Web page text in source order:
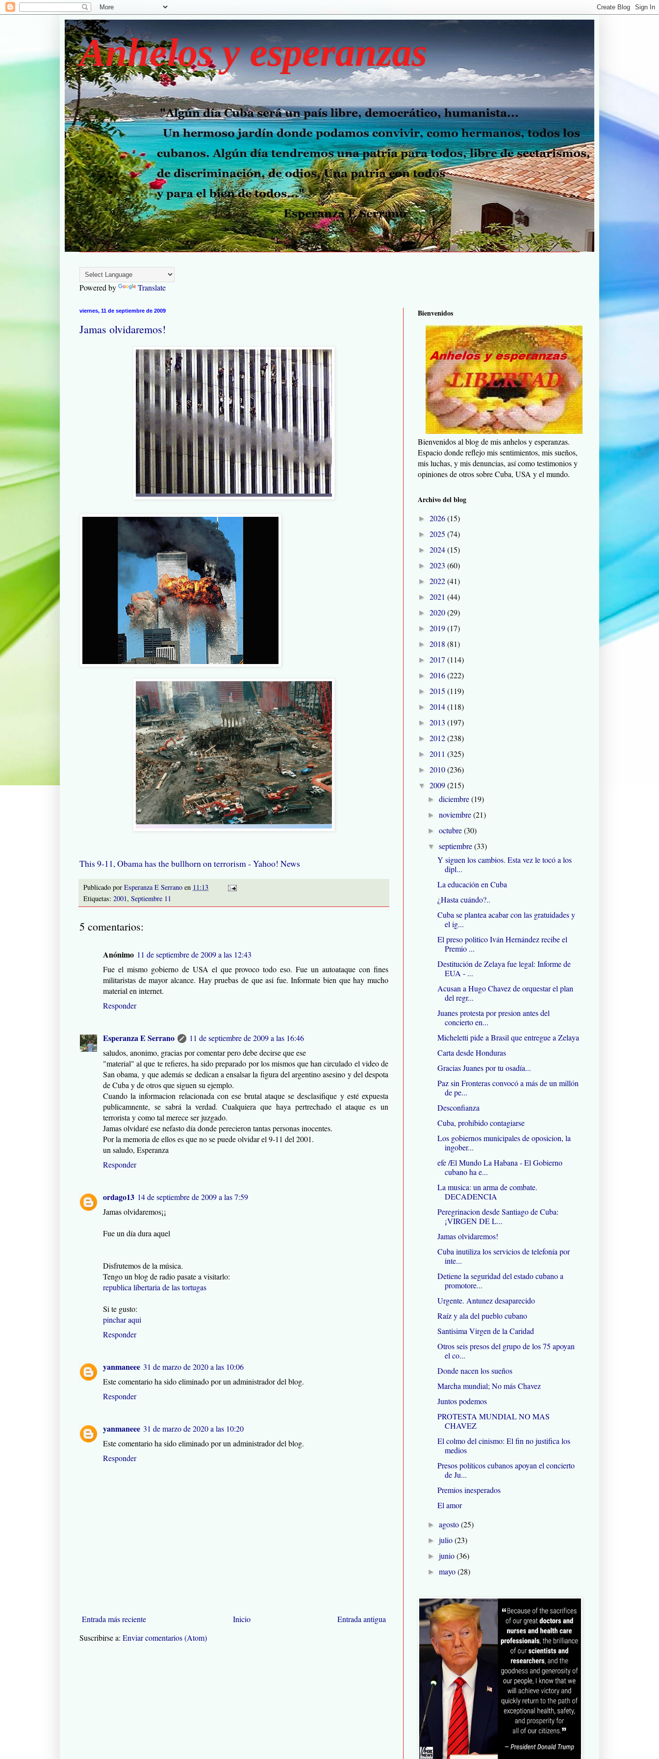
Anhelos y esperanzas
Powered by Translate
viernes, 11 de septiembre de 2009
Jamas olvidaremos!
This 9-11, Obama has the bullhorn on terrorism - Yahoo! News
Publicado por Esperanza E Serrano en 11:13
Etiquetas: 2001, Septiembre 11
5 comentarios:
Anónimo 11 de septiembre de 2009 a las 12:43
Fue el mismo gobierno de USA el que provoco todo eso. Fue un autoataque con fines
militaristas de mayor alcance. Hay pruebas de que asi fue. Informate bien que hay mucho
material en internet.
Responder
Esperanza E Serrano
11 de septiembre de 2009 a las 16:46
saludos, anonimo, gracias por comentar pero debe decirse que ese
"material" al que te refieres, ha sido preparado por los mismos que han circulado el video de
San obama, y que además se dedican a ensalsar la figura del argentino asesino y del despota
de Cuba y de otros que siguen su ejemplo.
Cuando la informacion relacionada con ese brutal ataque se desclasifique y esté expuesta
publicamnente, se sabrá la verdad. Cualquiera que haya pertrechado el ataque es un
terrorista y como tal merece ser juzgado.
Jamas olvidaré ese nefasto día donde perecieron tantas personas inocentes.
Por la memoria de ellos es que no se puede olvidar el 9-11 del 2001.
un saludo, Esperanza
Responder
ordago13 14 de septiembre de 2009 a las 7:59
Jamas olvidaremos¡¡
Fue un día dura aquel
Disfrutemos de la música.
Tengo un blog de radio pasate a visitarlo:
republica libertaria de las tortugas
Si te gusto:
pinchar aqui
Responder
yanmaneee 31 de marzo de 2020 a las 10:06
Este comentario ha sido eliminado por un administrador del blog.
Responder
yanmaneee 31 de marzo de 2020 a las 10:20
Este comentario ha sido eliminado por un administrador del blog.
Responder
Entrada más reciente Entrada antigua
Inicio
Suscribirse a: Enviar comentarios (Atom)
Bienvenidos
Bienvenidos al blog de mis anhelos y esperanzas.
Espacio donde reflejo mis sentimientos, mis sueños,
mis luchas, y mis denuncias, así como testimonios y
opiniones de otros sobre Cuba, USA y el mundo.
Archivo del blog
► 2026(15)
► 2025 (74)
► 2024(15)
► 2023 (60)
► 2022(41)
► 2021 (44)
► 2020(29)
► 2019(17)
► 2018 (81)
► 2017 (114)
► 2016(222)
► 2015 (119)
► 2014(118)
► 2013 (197)
► 2012(238)
► 2011 (325)
► 2010(236)
▼ 2009(215)
►diciembre(19)
►noviembre(21)
►octubre(30)
▼septiembre(33)
Y siguen los cambios. Esta vez le tocó a los
dipl...
La educación en Cuba
¿Hasta cuándo?..
Cuba se plantea acabar con las gratuidades y
el ig...
El preso politico Iván Hernández recibe el
Premio ...
Destitución de Zelaya fue legal: Informe de
EUA - ...
Acusan a Hugo Chavez de orquestar el plan
del regr...
Juanes protesta por presion antes del
concierto en...
Micheletti pide a Brasil que entregue a Zelaya
Carta desde Honduras
Gracias Juanes por tu osadía...
Paz sin Fronteras convocó a más de un millón
de pe...
Desconfianza
Cuba, prohibido contagiarse
Los gobiernos municipales de oposicion, la
ingober...
efe /El Mundo La Habana - El Gobierno
cubano ha e...
La musica: un arma de combate.
DECADENCIA
Peregrinacion desde Santiago de Cuba:
¡VIRGEN DE L...
Jamas olvidaremos!
Cuba inutiliza los servicios de telefonía por
inte...
Detiene la seguridad del estado cubano a
promotore...
Urgente. Antunez desaparecido
Raíz y ala del pueblo cubano
Santisima Virgen de la Caridad
Otros seis presos del grupo de los 75 apoyan
el co...
Donde nacen los sueños
Marcha mundial; No más Chavez
Juntos podemos
PROTESTA MUNDIAL NO MAS
CHAVEZ
El colmo del cinismo: El fin no justifica los
medios
Presos políticos cubanos apoyan el concierto
de Ju...
Premios inesperados
El amor
►agosto(25)
►julio(23)
►junio(36)
►mayo(28)